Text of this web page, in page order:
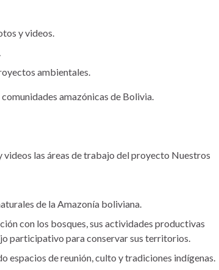
y videos.
ambientales.
amazónicas de Bolivia.
las áreas de trabajo del proyecto Nuestros
de la Amazonía boliviana.
con los bosques, sus actividades productivas
participativo para conservar sus territorios.
espacios de reunión, culto y tradiciones indígenas.